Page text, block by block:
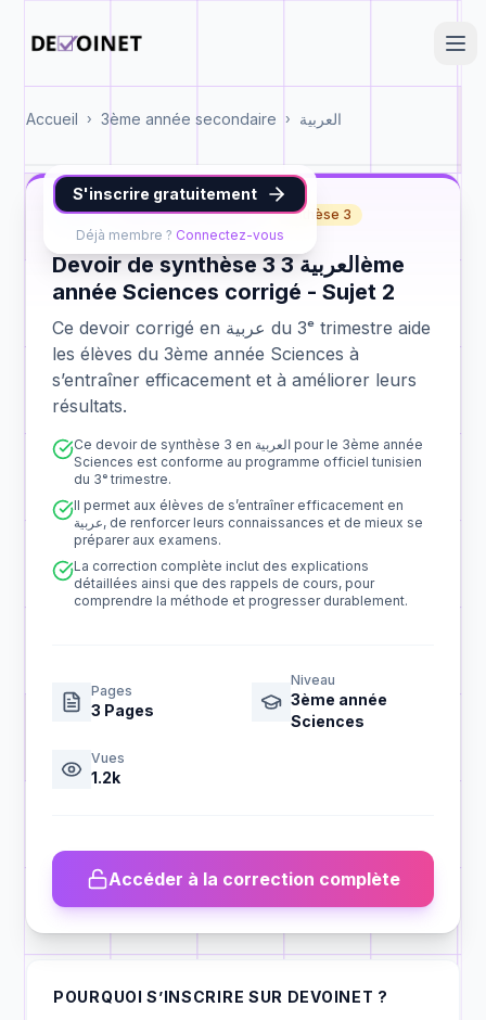
Accueil › 3ème année secondaire › العربية
S'inscrire gratuitement
Déjà membre ? Connectez-vous
عربية 3ème année Sciences synthèse 3
Devoir de synthèse 3 العربية 3ème
année Sciences corrigé - Sujet 2
Ce devoir corrigé en عربية du 3ᵉ trimestre aide
les élèves du 3ème année Sciences à
s’entraîner efficacement et à améliorer leurs
résultats.
Ce devoir de synthèse 3 en العربية pour le 3ème année
Sciences est conforme au programme officiel tunisien
du 3ᵉ trimestre.
Il permet aux élèves de s’entraîner efficacement en
عربية, de renforcer leurs connaissances et de mieux se
préparer aux examens.
La correction complète inclut des explications
détaillées ainsi que des rappels de cours, pour
comprendre la méthode et progresser durablement.
Pages
3 Pages
Niveau
3ème année
Sciences
Vues
1.2k
Accéder à la correction complète
POURQUOI S’INSCRIRE SUR DEVOINET ?